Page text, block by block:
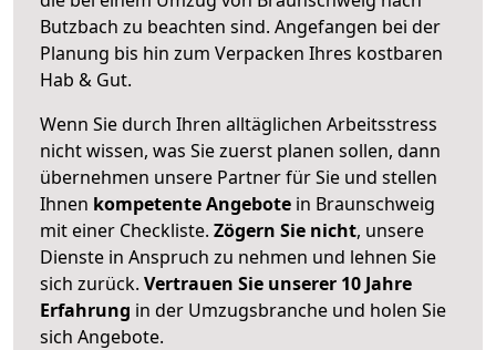
Butzbach zu beachten sind. Angefangen bei der
Planung bis hin zum Verpacken Ihres kostbaren
Hab & Gut.
Wenn Sie durch Ihren alltäglichen Arbeitsstress
nicht wissen, was Sie zuerst planen sollen, dann
übernehmen unsere Partner für Sie und stellen
Ihnen kompetente Angebote in Braunschweig
mit einer Checkliste. Zögern Sie nicht, unsere
Dienste in Anspruch zu nehmen und lehnen Sie
sich zurück. Vertrauen Sie unserer 10 Jahre
Erfahrung in der Umzugsbranche und holen Sie
sich Angebote.